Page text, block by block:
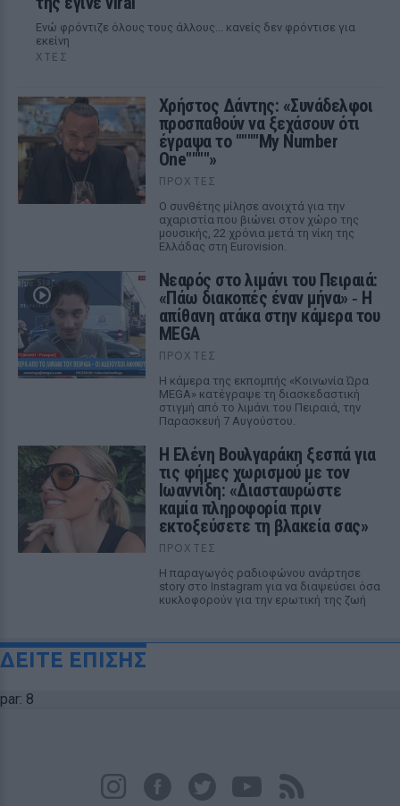
Ενώ φρόντιζε όλους τους άλλους... κανείς δεν φρόντισε για
εκείνη
ΧΤΕΣ
Χρήστος Δάντης: «Συνάδελφοι
προσπαθούν να ξεχάσουν ότι
έγραψα το """"My Number
One""""»
ΠΡΟΧΤΈΣ
Ο συνθέτης μίλησε ανοιχτά για την
αχαριστία που βιώνει στον χώρο της
μουσικής, 22 χρόνια μετά τη νίκη της
Ελλάδας στη Eurovision.
Νεαρός στο λιμάνι του Πειραιά:
«Πάω διακοπές έναν μήνα» ‑ Η
απίθανη ατάκα στην κάμερα του
MEGA
ΠΡΟΧΤΈΣ
Η κάμερα της εκπομπής «Κοινωνία Ώρα
MEGA» κατέγραψε τη διασκεδαστική
στιγμή από το λιμάνι του Πειραιά, την
Παρασκευή 7 Αυγούστου.
Η Ελένη Βουλγαράκη ξεσπά για
τις φήμες χωρισμού με τον
Ιωαννίδη: «Διασταυρώστε
καμία πληροφορία πριν
εκτοξεύσετε τη βλακεία σας»
ΠΡΟΧΤΈΣ
Η παραγωγός ραδιοφώνου ανάρτησε
story στο Instagram για να διαψεύσει όσα
κυκλοφορούν για την ερωτική της ζωή
ΔΕΙΤΕ ΕΠΙΣΗΣ
par: 8